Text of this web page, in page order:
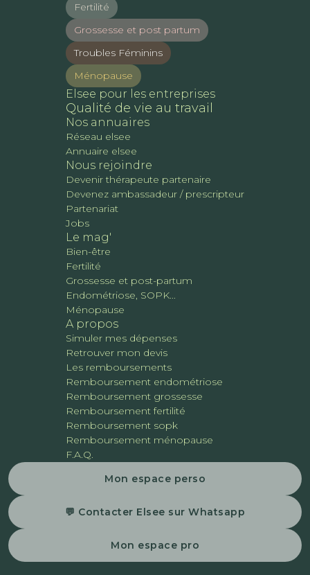
Fertilité
Grossesse et post partum
Troubles Féminins
Ménopause
Elsee pour les entreprises
Qualité de vie au travail
Nos annuaires
Réseau elsee
Annuaire elsee
Nous rejoindre
Devenir thérapeute partenaire
Devenez ambassadeur / prescripteur
Partenariat
Jobs
Le mag'
Bien-être
Fertilité
Grossesse et post-partum
Endométriose, SOPK...
Ménopause
A propos
Simuler mes dépenses
Retrouver mon devis
Les remboursements
Remboursement endométriose
Remboursement grossesse
Remboursement fertilité
Remboursement sopk
Remboursement ménopause
F.A.Q.
Mon espace perso
💬 Contacter Elsee sur Whatsapp
Mon espace pro